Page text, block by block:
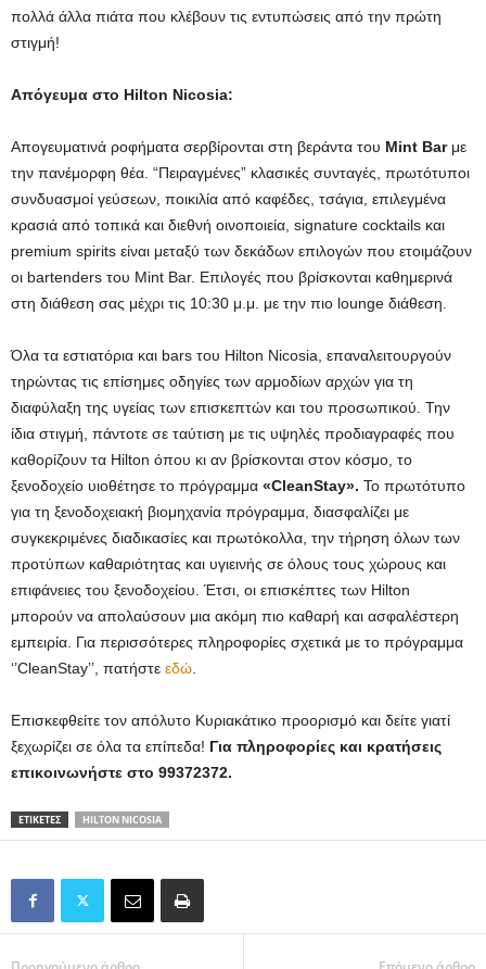
πολλά άλλα πιάτα που κλέβουν τις εντυπώσεις από την πρώτη
στιγμή!
Απόγευμα στο Hilton Nicosia:
Aπογευματινά ροφήματα σερβίρονται στη βεράντα του Mint Barμε
την πανέμορφη θέα. “Πειραγμένες” κλασικές συνταγές, πρωτότυποι
συνδυασμοί γεύσεων, ποικιλία από καφέδες, τσάγια, επιλεγμένα
κρασιά από τοπικά και διεθνή οινοποιεία, signature cocktails και
premium spirits είναι μεταξύ των δεκάδων επιλογών που ετοιμάζουν
οι bartenders του Mint Bar. Επιλογές που βρίσκονται καθημερινά
στη διάθεση σας μέχρι τις 10:30 μ.μ. με την πιο lounge διάθεση.
Όλα τα εστιατόρια και bars του Hilton Nicosia, επαναλειτουργούν
τηρώντας τις επίσημες οδηγίες των αρμοδίων αρχών για τη
διαφύλαξη της υγείας των επισκεπτών και του προσωπικού. Την
ίδια στιγμή, πάντοτε σε ταύτιση με τις υψηλές προδιαγραφές που
καθορίζουν τα Hilton όπου κι αν βρίσκονται στον κόσμο, το
ξενοδοχείο υιοθέτησε το πρόγραμμα «CleanStay». Το πρωτότυπο
για τη ξενοδοχειακή βιομηχανία πρόγραμμα, διασφαλίζει με
συγκεκριμένες διαδικασίες και πρωτόκολλα, την τήρηση όλων των
προτύπων καθαριότητας και υγιεινής σε όλους τους χώρους και
επιφάνειες του ξενοδοχείου. Έτσι, οι επισκέπτες των Hilton
μπορούν να απολαύσουν μια ακόμη πιο καθαρή και ασφαλέστερη
εμπειρία. Για περισσότερες πληροφορίες σχετικά με το πρόγραμμα
‘’CleanStay’’, πατήστε εδώ
Επισκεφθείτε τον απόλυτο Κυριακάτικο προορισμό και δείτε γιατί
ξεχωρίζει σε όλα τα επίπεδα! Για πληροφορίες και κρατήσεις
επικοινωνήστε στο 99372372.
ΕΤΙΚΕΤΕΣ HILTON NICOSIA